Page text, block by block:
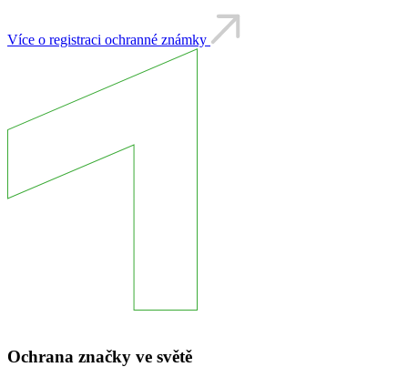
Více o registraci ochranné známky
Ochrana značky ve světě